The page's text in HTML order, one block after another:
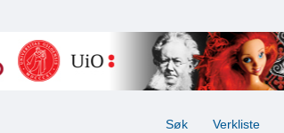
Søk Verkliste